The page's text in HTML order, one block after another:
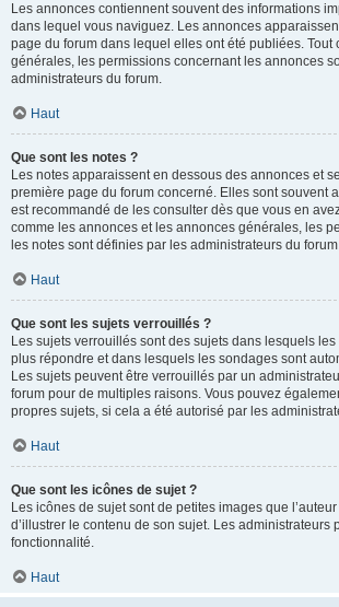
Les annonces contiennent souvent des informations
dans lequel vous naviguez. Les annonces
page du forum dans lequel elles ont été publiées. Tout
générales, les permissions concernant les annonces
administrateurs du forum.
Haut
Que sont les notes ?
Les notes apparaissent en dessous des annonces et
première page du forum concerné. Elles sont souvent
est recommandé de les consulter dès que vous en
comme les annonces et les annonces générales, les
les notes sont définies par les administrateurs du
Haut
Que sont les sujets verrouillés ?
Les sujets verrouillés sont des sujets dans lesquels
plus répondre et dans lesquels les sondages sont
Les sujets peuvent être verrouillés par un
forum pour de multiples raisons. Vous pouvez
propres sujets, si cela a été autorisé par les
Haut
Que sont les icônes de sujet ?
Les icônes de sujet sont de petites images que
d’illustrer le contenu de son sujet. Les administrateurs
fonctionnalité.
Haut